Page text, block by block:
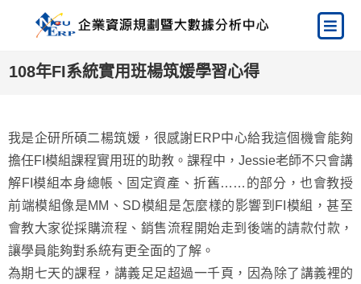
108年FI系統實用班楊筑媛學習心得
我是企研所碩二楊筑媛，很感謝ERP中心給我這個機會能夠
擔任FI模組課程實用班的助教。課程中，Jessie老師不只會講
解FI模組本身總帳、固定資產、折舊……的部分，也會教授
前端模組像是MM、SD模組是怎麼樣的影響到FI模組，甚至
會教大家從採購流程、銷售流程開始走到後端的請款付款，
讓學員能夠對系統有更全面的了解。
為期七天的課程，講義足足超過一千頁，因為除了講義裡的